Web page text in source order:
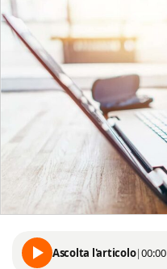
Ascolta l'articolo|00:00